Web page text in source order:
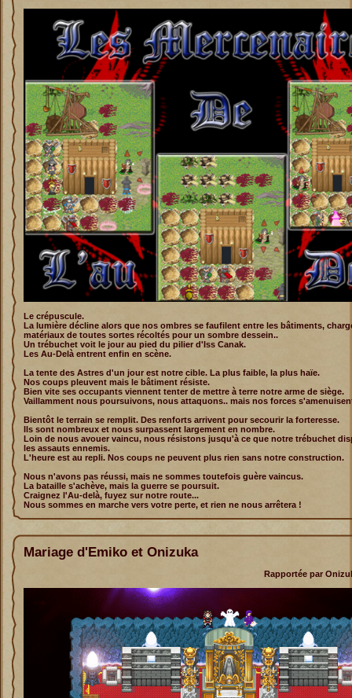
Le crépuscule.
La lumière décline alors que nos ombres se faufilent entre les bâtiments,
matériaux de toutes sortes récoltés pour un sombre dessein..
Un trébuchet voit le jour au pied du pilier d'Iss Canak.
Les Au-Delà entrent enfin en scène.
La tente des Astres d'un jour est notre cible. La plus faible, la plus haïe.
Nos coups pleuvent mais le bâtiment résiste.
Bien vite ses occupants viennent tenter de mettre à terre notre arme de siège.
Vaillamment nous poursuivons, nous attaquons.. mais nos forces
Bientôt le terrain se remplit. Des renforts arrivent pour secourir la forteresse.
Ils sont nombreux et nous surpassent largement en nombre.
Loin de nous avouer vaincu, nous résistons jusqu'à ce que notre trébuchet
les assauts ennemis.
L'heure est au repli. Nos coups ne peuvent plus rien sans notre construction.
Nous n'avons pas réussi, mais ne sommes toutefois guère vaincus.
La bataille s'achève, mais la guerre se poursuit.
Craignez l'Au-delà, fuyez sur notre route...
Nous sommes en marche vers votre perte, et rien ne nous arrêtera !
Mariage d'Emiko et Onizuka
Rapportée par